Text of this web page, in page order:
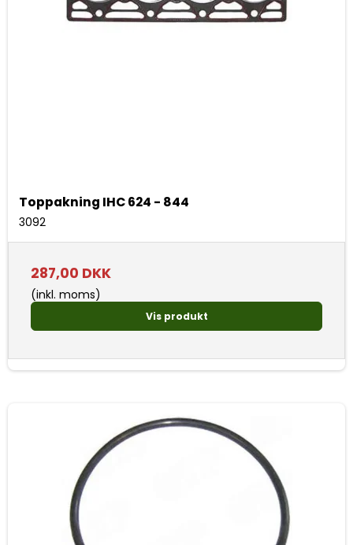
Toppakning IHC 624 - 844
3092
287,00 DKK
(inkl. moms)
Vis produkt